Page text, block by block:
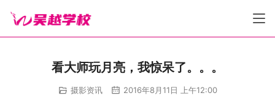
看大师玩月亮，我惊呆了。。。
摄影资讯 2016年8月11日 上午12:00